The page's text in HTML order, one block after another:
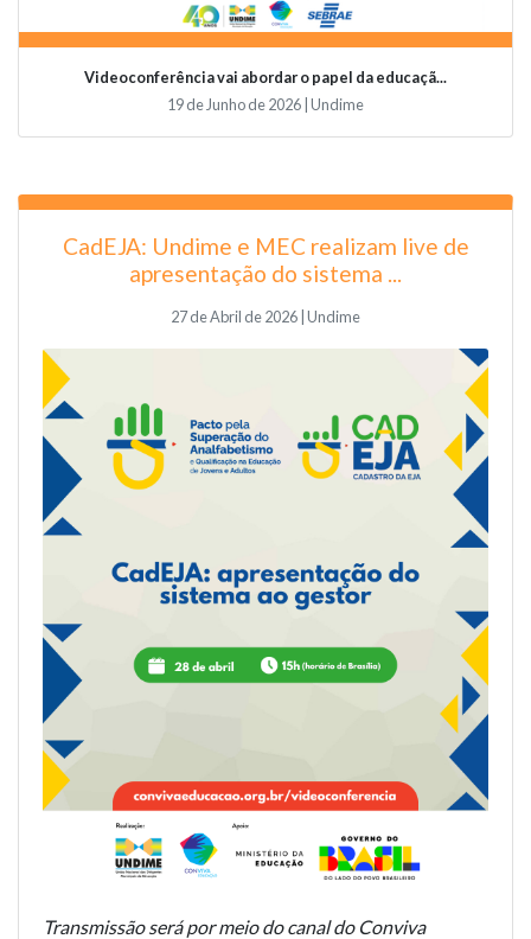
Videoconferência vai abordar o papel da educaçã...
19 de Junho de 2026 | Undime
CadEJA: Undime e MEC realizam live de
apresentação do sistema ...
27 de Abril de 2026 | Undime
Transmissão será por meio do canal do Conviva